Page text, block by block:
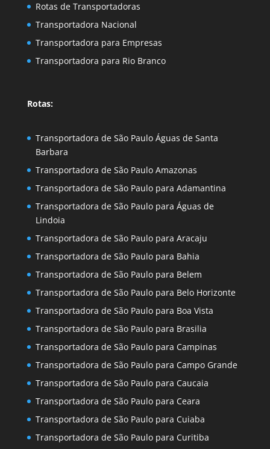
Rotas de Transportadoras
Transportadora Nacional
Transportadora para Empresas
Transportadora para Rio Branco
Rotas:
Transportadora de São Paulo Águas de Santa
Barbara
Transportadora de São Paulo Amazonas
Transportadora de São Paulo para Adamantina
Transportadora de São Paulo para Águas de
Lindoia
Transportadora de São Paulo para Aracaju
Transportadora de São Paulo para Bahia
Transportadora de São Paulo para Belem
Transportadora de São Paulo para Belo Horizonte
Transportadora de São Paulo para Boa Vista
Transportadora de São Paulo para Brasilia
Transportadora de São Paulo para Campinas
Transportadora de São Paulo para Campo Grande
Transportadora de São Paulo para Caucaia
Transportadora de São Paulo para Ceara
Transportadora de São Paulo para Cuiaba
Transportadora de São Paulo para Curitiba